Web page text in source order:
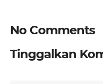
No Comments
Tinggalkan